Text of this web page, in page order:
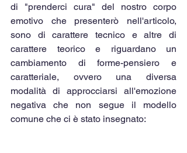
di "prenderci cura" del nostro corpo
emotivo che presenterò nell'articolo,
sono di carattere tecnico e altre di
carattere teorico e riguardano un
cambiamento di forme-pensiero e
caratteriale, ovvero una diversa
modalità di approcciarsi all'emozione
negativa che non segue il modello
comune che ci è stato insegnato: